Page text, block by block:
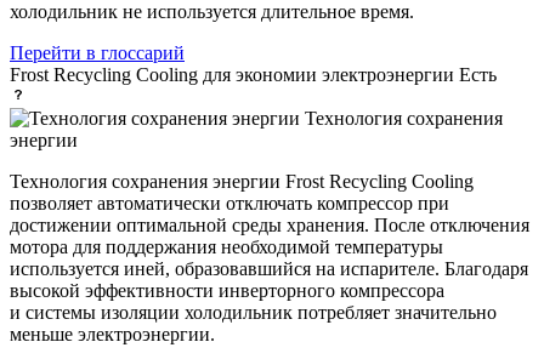
холодильник не используется длительное время.
Перейти в глоссарий
Frost Recycling Cooling для экономии электроэнергии Есть
Технология сохранения
энергии
Технология сохранения энергии Frost Recycling Cooling
позволяет автоматически отключать компрессор при
достижении оптимальной среды хранения. После отключения
мотора для поддержания необходимой температуры
используется иней, образовавшийся на испарителе. Благодаря
высокой эффективности инверторного компрессора
и системы изоляции холодильник потребляет значительно
меньше электроэнергии.